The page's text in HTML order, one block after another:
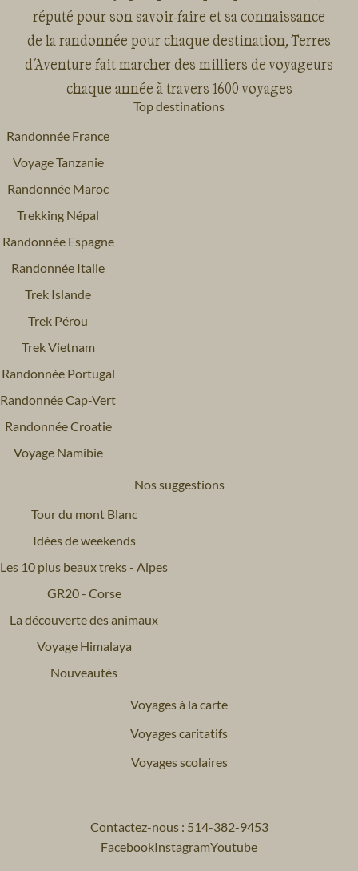
réputé pour son savoir-faire et sa connaissance
de la randonnée pour chaque destination, Terres
d'Aventure fait marcher des milliers de voyageurs
chaque année à travers 1600 voyages
Top destinations
Randonnée France
Voyage Tanzanie
Randonnée Maroc
Trekking Népal
Randonnée Espagne
Randonnée Italie
Trek Islande
Trek Pérou
Trek Vietnam
Randonnée Portugal
Randonnée Cap-Vert
Randonnée Croatie
Voyage Namibie
Nos suggestions
Tour du mont Blanc
Idées de weekends
Les 10 plus beaux treks - Alpes
GR20 - Corse
La découverte des animaux
Voyage Himalaya
Nouveautés
Voyages à la carte
Voyages caritatifs
Voyages scolaires
Contactez-nous : 514-382-9453
FacebookInstagramYoutube